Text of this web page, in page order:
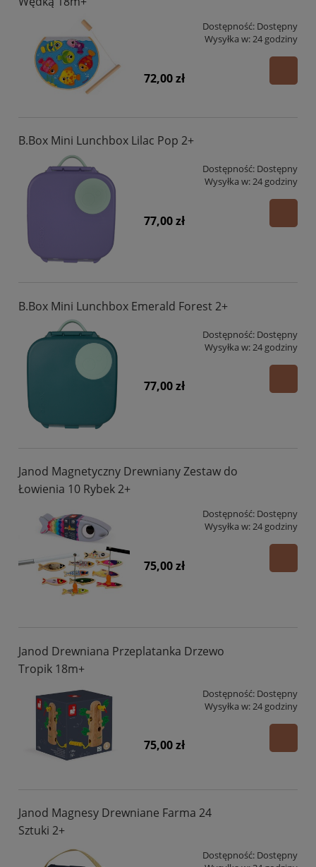
Dostępność: Dostępny
Wysyłka w:24 godziny
72,00 zł
B.Box Mini Lunchbox Lilac Pop 2+
Dostępność: Dostępny
Wysyłka w:24 godziny
77,00 zł
B.Box Mini Lunchbox Emerald Forest 2+
Dostępność: Dostępny
Wysyłka w:24 godziny
77,00 zł
Janod Magnetyczny Drewniany Zestaw do
Łowienia 10 Rybek 2+
Dostępność: Dostępny
Wysyłka w:24 godziny
75,00 zł
Janod Drewniana Przeplatanka Drzewo
Tropik 18m+
Dostępność: Dostępny
Wysyłka w:24 godziny
75,00 zł
Janod Magnesy Drewniane Farma 24
Sztuki 2+
Dostępność: Dostępny